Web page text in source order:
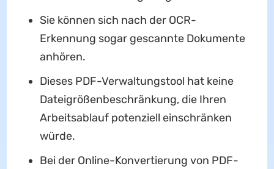
Sie können sich nach der OCR-
Erkennung sogar gescannte Dokumente
anhören.
Dieses PDF-Verwaltungstool hat keine
Dateigrößenbeschränkung, die Ihren
Arbeitsablauf potenziell einschränken
würde.
Bei der Online-Konvertierung von PDF-